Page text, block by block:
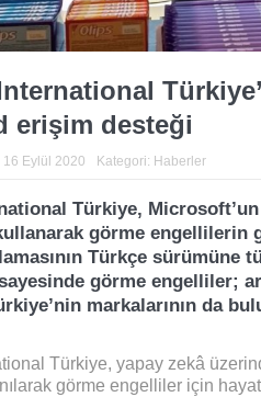
erişim desteği
16 Eylül 2020 Kategori: Haberler
Türkiye,
görme engellilerin
Türkçe sürümüne
görme engelliler;
markalarının da
Türkiye, yapay zekâ
görme engelliler için